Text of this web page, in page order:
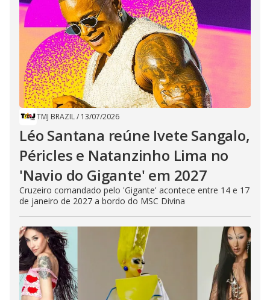
TMJ BRAZIL/ 13/07/2026
Léo Santana reúne Ivete Sangalo,
Péricles e Natanzinho Lima no
'Navio do Gigante' em 2027
Cruzeiro comandado pelo 'Gigante' acontece entre 14 e 17
de janeiro de 2027 a bordo do MSC Divina